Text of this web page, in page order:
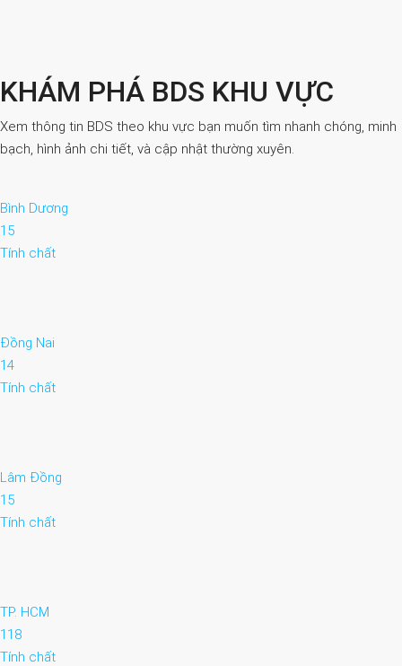
KHÁM PHÁ BDS KHU VỰC
Xem thông tin BDS theo khu vực bạn muốn tìm nhanh chóng, minh
bạch, hình ảnh chi tiết, và cập nhật thường xuyên.
Bình Dương
15
Tính chất
Đồng Nai
14
Tính chất
Lâm Đồng
15
Tính chất
TP. HCM
118
Tính chất